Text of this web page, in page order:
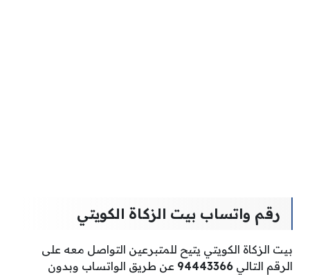
رقم واتساب بيت الزكاة الكويتي
بيت الزكاة الكويتي يتيح للمتبرعين التواصل معه على
الرقم التالي 94443366 عن طريق الواتساب وبدون